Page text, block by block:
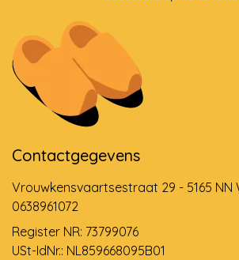
Contactgegevens
Vrouwkensvaartsestraat 29 - 5165 NN
0638961072
Register NR: 73799076
USt-IdNr.: NL859668095B01